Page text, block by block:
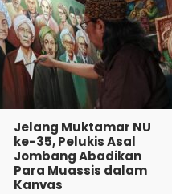
Jelang Muktamar NU
ke-35, Pelukis Asal
Jombang Abadikan
Para Muassis dalam
Kanvas